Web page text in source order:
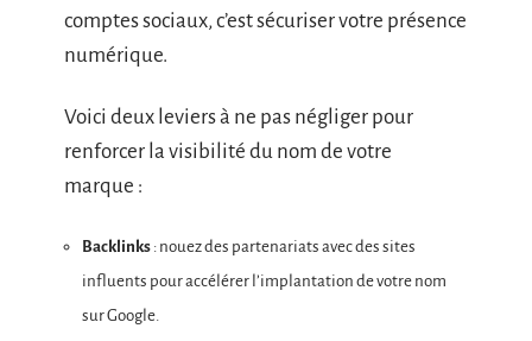
comptes sociaux, c’est sécuriser votre présence
numérique.
Voici deux leviers à ne pas négliger pour
renforcer la visibilité du nom de votre
marque :
Backlinks : nouez des partenariats avec des sites
influents pour accélérer l’implantation de votre nom
sur Google.